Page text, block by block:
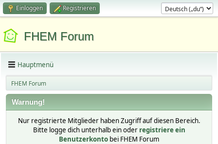
Einloggen Registrieren
FHEM Forum
Hauptmenü
FHEM Forum
Warnung!
Nur registrierte Mitglieder haben Zugriff auf diesen Bereich.
Bitte logge dich unterhalb ein oder registriere ein
Benutzerkonto bei FHEM Forum